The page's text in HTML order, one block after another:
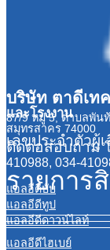
บริษัท ตาดีเท
และโรงงาน
87/9 หมู่ 5, ตำบลพัน
สมุทรสาคร 74000
เลขประจำตัวผู้
ติดต่อสอบถาม
410988, 034-
รายการ
แอลอีดีบับ
แอลอีดีทูป
แอลอีดีดาวน์ไลท์
แอลอีดีไฮเบย์